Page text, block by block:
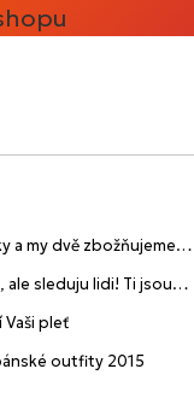
a my dvě zbožňujeme
ale sleduju lidi! Ti jsou
pleť
outfity 2015